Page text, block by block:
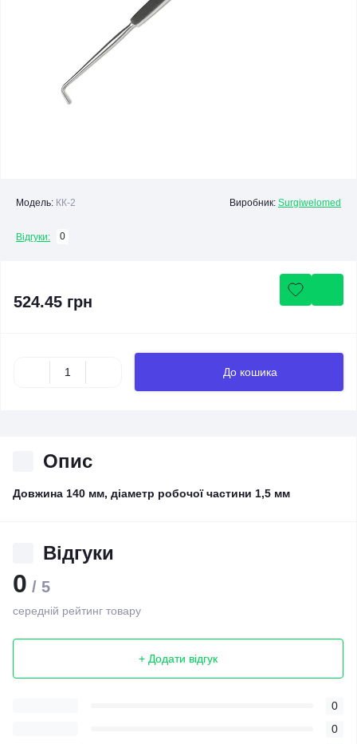
Модель: КК-2 Виробник: Surgiwelomed
Відгуки: 0
524.45 грн
До кошика
Опис
Довжина 140 мм, діаметр робочої частини 1,5 мм
Відгуки
0 / 5
середній рейтинг товару
+ Додати відгук
0
0